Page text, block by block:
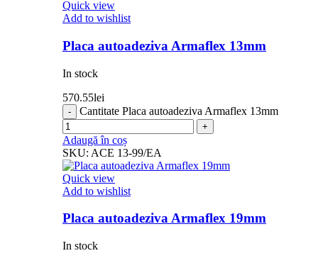
Quick view
Add to wishlist
Placa autoadeziva Armaflex 13mm
In stock
570.55lei
Cantitate Placa autoadeziva Armaflex 13mm
Adaugă în coș
SKU: ACE 13-99/EA
Quick view
Add to wishlist
Placa autoadeziva Armaflex 19mm
In stock